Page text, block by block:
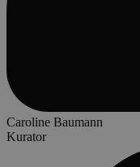
Caroline Baumann
Kurator